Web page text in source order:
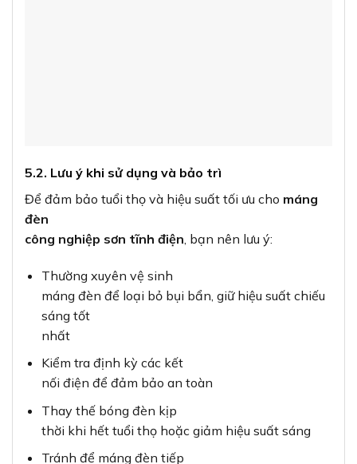
5.2. Lưu ý khi sử dụng và bảo trì
Để đảm bảo tuổi thọ và hiệu suất tối ưu cho máng
đèn
công nghiệp sơn tĩnh điện , bạn nên lưu ý:
Thường xuyên vệ sinh
máng đèn để loại bỏ bụi bẩn, giữ hiệu suất chiếu
sáng tốt
nhất
Kiểm tra định kỳ các kết
nối điện để đảm bảo an toàn
Thay thế bóng đèn kịp
thời khi hết tuổi thọ hoặc giảm hiệu suất sáng
Tránh để máng đèn tiếp